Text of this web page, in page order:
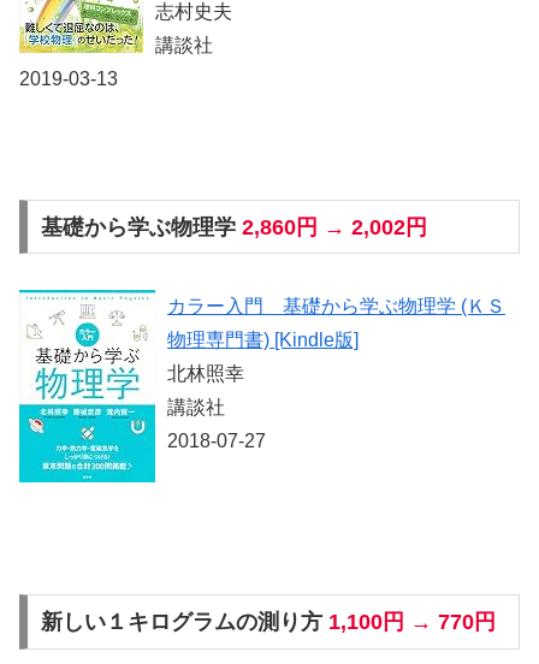
志村史夫
講談社
2019-03-13
基礎から学ぶ物理学 2,860円 → 2,002円
カラー入門 基礎から学ぶ物理学 (ＫＳ
物理専門書) [Kindle版]
北林照幸
講談社
2018-07-27
新しい１キログラムの測り方 1,100円 → 770円